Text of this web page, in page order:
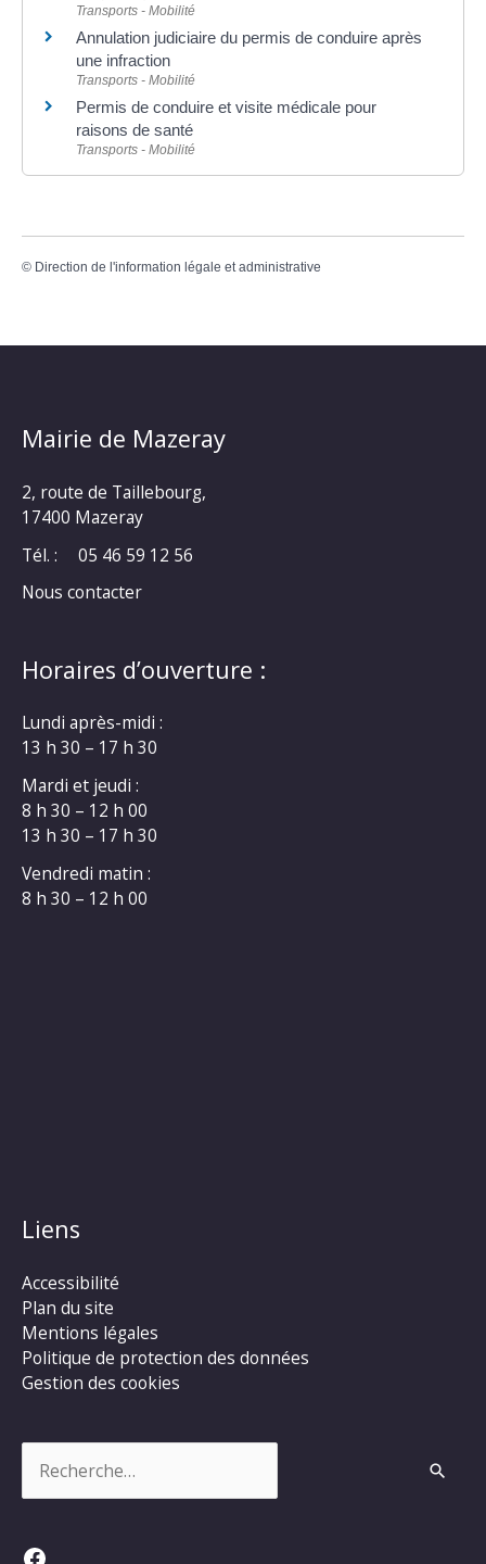
Transports - Mobilité
Annulation judiciaire du permis de conduire après
une infraction
Transports - Mobilité
Permis de conduire et visite médicale pour
raisons de santé
Transports - Mobilité
© Direction de l'information légale et administrative
Mairie de Mazeray
2, route de Taillebourg,
17400 Mazeray
Tél. :
05 46 59 12 56
Nous contacter
Horaires d’ouverture :
Lundi après-midi :
13 h 30 – 17 h 30
Mardi et jeudi :
8 h 30 – 12 h 00
13 h 30 – 17 h 30
Vendredi matin :
8 h 30 – 12 h 00
Liens
Accessibilité
Plan du site
Mentions légales
Politique de protection des données
Gestion des cookies